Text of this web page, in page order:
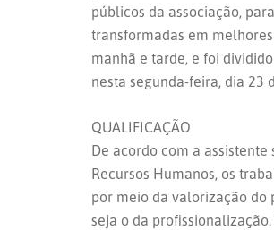
públicos da associação,
transformadas em
manhã e tarde, e foi
nesta segunda-feira, dia 23
QUALIFICAÇÃO
De acordo com a
Recursos Humanos, os
por meio da valorização do
seja o da